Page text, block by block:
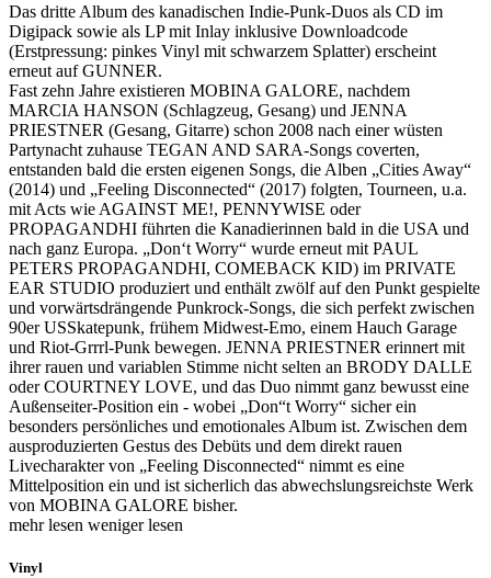
Das dritte Album des kanadischen Indie-Punk-Duos als CD im
Digipack sowie als LP mit Inlay inklusive Downloadcode
(Erstpressung: pinkes Vinyl mit schwarzem Splatter) erscheint
erneut auf GUNNER.
Fast zehn Jahre existieren MOBINA GALORE, nachdem
MARCIA HANSON (Schlagzeug, Gesang) und JENNA
PRIESTNER (Gesang, Gitarre) schon 2008 nach einer wüsten
Partynacht zuhause TEGAN AND SARA-Songs coverten,
entstanden bald die ersten eigenen Songs, die Alben „Cities Away“
(2014) und „Feeling Disconnected“ (2017) folgten, Tourneen, u.a.
mit Acts wie AGAINST ME!, PENNYWISE oder
PROPAGANDHI führten die Kanadierinnen bald in die USA und
nach ganz Europa. „Don‘t Worry“ wurde erneut mit PAUL
PETERS PROPAGANDHI, COMEBACK KID) im PRIVATE
EAR STUDIO produziert und enthält zwölf auf den Punkt gespielte
und vorwärtsdrängende Punkrock-Songs, die sich perfekt zwischen
90er USSkatepunk, frühem Midwest-Emo, einem Hauch Garage
und Riot-Grrrl-Punk bewegen. JENNA PRIESTNER erinnert mit
ihrer rauen und variablen Stimme nicht selten an BRODY DALLE
oder COURTNEY LOVE, und das Duo nimmt ganz bewusst eine
Außenseiter-Position ein - wobei „Don“t Worry“ sicher ein
besonders persönliches und emotionales Album ist. Zwischen dem
ausproduzierten Gestus des Debüts und dem direkt rauen
Livecharakter von „Feeling Disconnected“ nimmt es eine
Mittelposition ein und ist sicherlich das abwechslungsreichste Werk
von MOBINA GALORE bisher.
mehr lesen weniger lesen
Vinyl